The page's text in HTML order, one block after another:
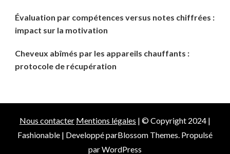
Évaluation par compétences versus notes chiffrées :
impact sur la motivation
Cheveux abîmés par les appareils chauffants :
protocole de récupération
Nous contacter Mentions légales | © Copyright 2024 |
Fashionable | Developpé parBlossom Themes. Propulsé
parWordPress